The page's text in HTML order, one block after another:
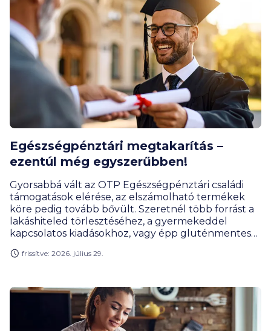
Egészségpénztári megtakarítás –
ezentúl még egyszerűbben!
Gyorsabbá vált az OTP Egészségpénztári családi
támogatások elérése, az elszámolható termékek
köre pedig tovább bővült. Szeretnél több forrást a
lakáshiteled törlesztéséhez, a gyermekeddel
kapcsolatos kiadásokhoz, vagy épp gluténmentes
Egészségpénztári számlát!
frissítve: 2026. július 29.